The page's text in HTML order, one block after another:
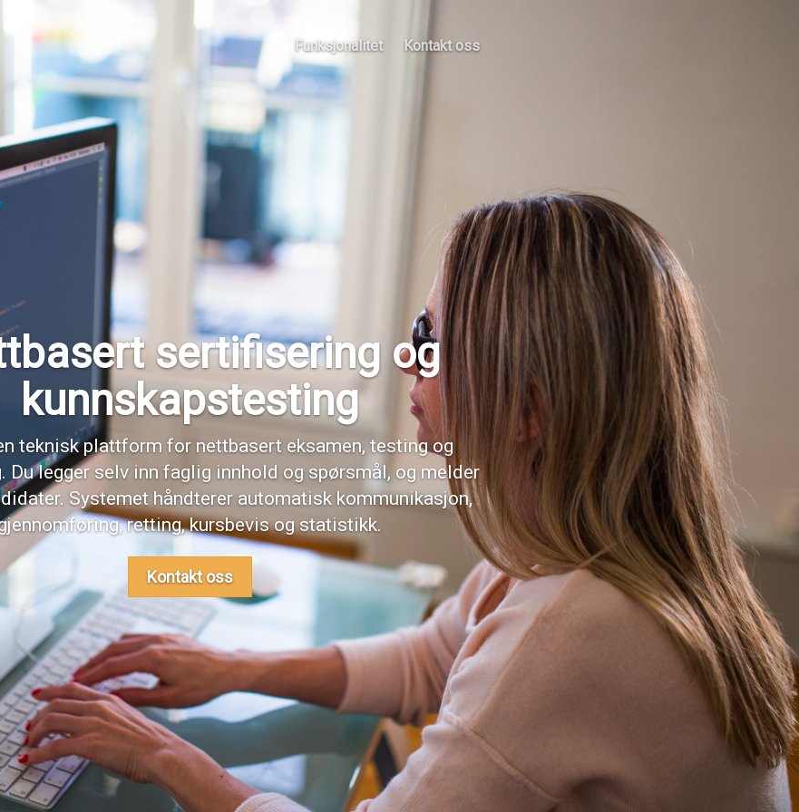
Funksjonalitet Kontakt oss
sertifisering og
kunnskapstesting
teknisk plattform for nettbasert eksamen, testing og
Du legger selv inn faglig innhold og spørsmål, og melder
Systemet håndterer automatisk kommunikasjon,
retting, kursbevis og statistikk.
Kontakt oss